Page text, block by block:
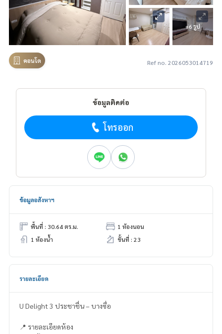
+6 รูป
คอนโด Ref no. 2026053014719
ข้อมูลติดต่อ
โทรออก
ข้อมูลอสังหาฯ
พื้นที่ : 30.64 ตร.ม.
1 ห้องนอน
1 ห้องน้ำ
ชั้นที่ : 23
รายละเอียด
U Delight 3 ประชาชื่น – บางซื่อ
📍 รายละเอียดห้อง